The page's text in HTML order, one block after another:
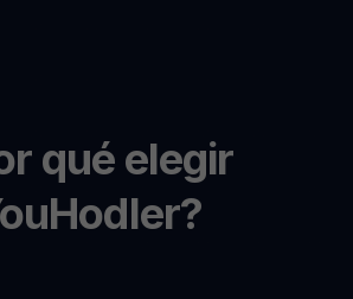
qué elegir